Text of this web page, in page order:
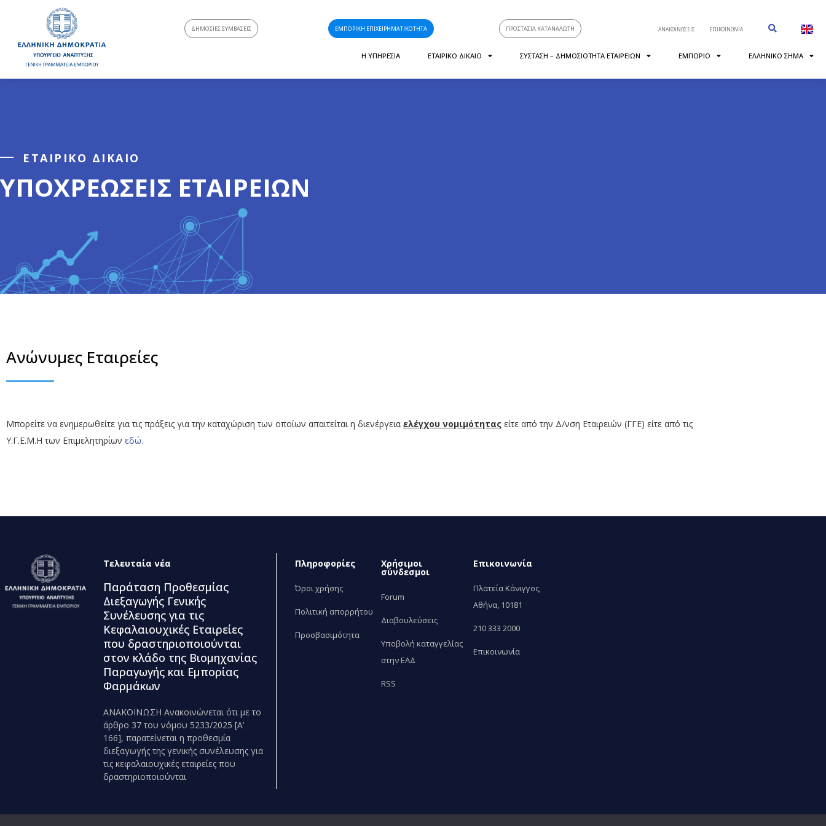
ΔΗΜΟΣΙΕΣ ΣΥΜΒΑΣΕΙΣ ΕΜΠΟΡΙΚΗ ΕΠΙΧΕΙΡΗΜΑΤΙΚΟΤΗΤΑ ΠΡΟΣΤΑΣΙΑ ΚΑΤΑΝΑΛΩΤΗ ΑΝΑΚΟΙΝΩΣΕΙΣ ΕΠΙΚΟΙΝΩΝΙΑ
Η ΥΠΗΡΕΣΙΑ ΕΤΑΙΡΙΚΟ ΔΙΚΑΙΟ ΣΥΣΤΑΣΗ – ΔΗΜΟΣΙΟΤΗΤΑ ΕΤΑΙΡΕΙΩΝ ΕΜΠΟΡΙΟ ΕΛΛΗΝΙΚΟ ΣΗΜΑ
ΕΤΑΙΡΙΚΟ ΔΙΚΑΙΟ
ΥΠΟΧΡΕΩΣΕΙΣ ΕΤΑΙΡΕΙΩΝ
Ανώνυμες Εταιρείες
Μπορείτε να ενημερωθείτε για τις πράξεις για την καταχώριση των οποίων απαιτείται η διενέργεια ελέγχου νομιμότητας είτε από την Δ/νση Εταιρειών (ΓΓΕ) είτε από τις
Υ.Γ.Ε.Μ.Η των Επιμελητηρίων εδώ.
Τελευταία νέα
Παράταση Προθεσμίας
Διεξαγωγής Γενικής
Συνέλευσης για τις
Κεφαλαιουχικές Εταιρείες
που δραστηριοποιούνται
στον κλάδο της Βιομηχανίας
Παραγωγής και Εμπορίας
Φαρμάκων
ΑΝΑΚΟΙΝΩΣΗ Ανακοινώνεται ότι με το
άρθρο 37 του νόμου 5233/2025 [Α’
166], παρατείνεται η προθεσμία
διεξαγωγής της γενικής συνέλευσης για
τις κεφαλαιουχικές εταιρείες που
δραστηριοποιούνται
Πληροφορίες
Όροι χρήσης
Πολιτική απορρήτου
Προσβασιμότητα
Χρήσιμοι
σύνδεσμοι
Forum
Διαβουλεύσεις
Υποβολή καταγγελίας
στην ΕΑΔ
RSS
Επικοινωνία
Πλατεία Κάνιγγος,
Αθήνα, 10181
210 333 2000
Επικοινωνία